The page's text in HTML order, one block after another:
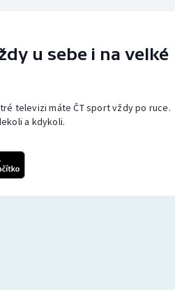
u sebe i na velké
televizi máte ČT sport vždy po ruce.
a kdykoli.